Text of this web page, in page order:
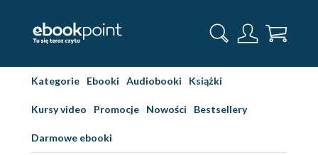
Kategorie Ebooki Audiobooki Książki
Kursy video Promocje Nowości Bestsellery
Darmowe ebooki